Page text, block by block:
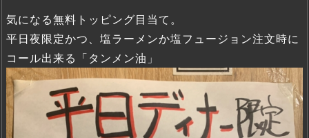
気になる無料トッピング目当て。
平日夜限定かつ、塩ラーメンか塩フュージョン注文時に
コール出来る「タンメン油」